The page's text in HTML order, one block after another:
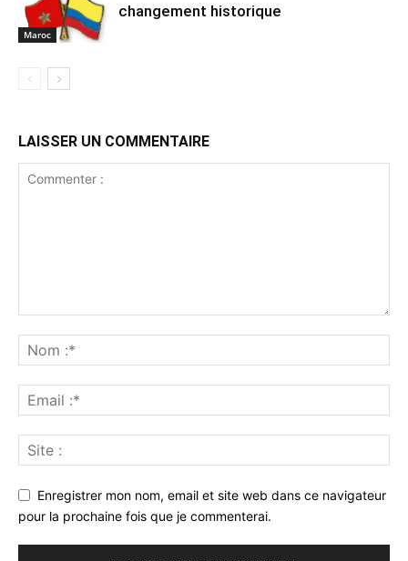
Maroc
changement historique
LAISSER UN COMMENTAIRE
Enregistrer mon nom, email et site web dans ce navigateur
pour la prochaine fois que je commenterai.